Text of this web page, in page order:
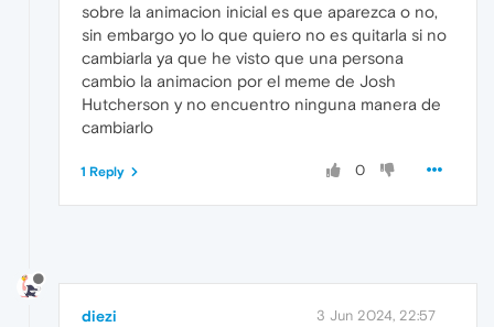
sobre la animacion inicial es que aparezca o no,
sin embargo yo lo que quiero no es quitarla si no
cambiarla ya que he visto que una persona
cambio la animacion por el meme de Josh
Hutcherson y no encuentro ninguna manera de
cambiarlo
0
1 Reply
diezi 3 Jun 2024, 22:57